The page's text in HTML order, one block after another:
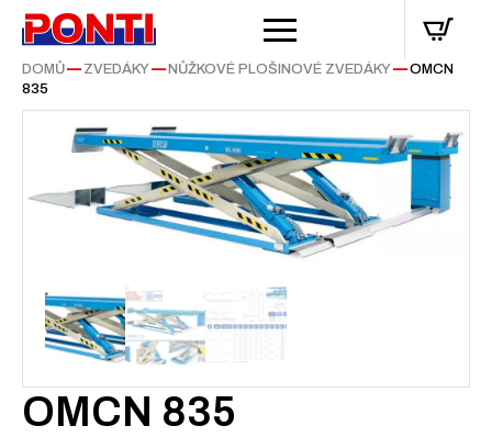
DOMŮ— ZVEDÁKY— NŮŽKOVÉ PLOŠINOVÉ ZVEDÁKY—OMCN
835
OMCN 835